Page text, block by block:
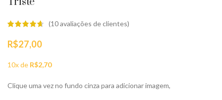
(10avaliações de clientes)
R$27,00
10x de R$2,70
Clique uma vez no fundo cinza para adicionar imagem,